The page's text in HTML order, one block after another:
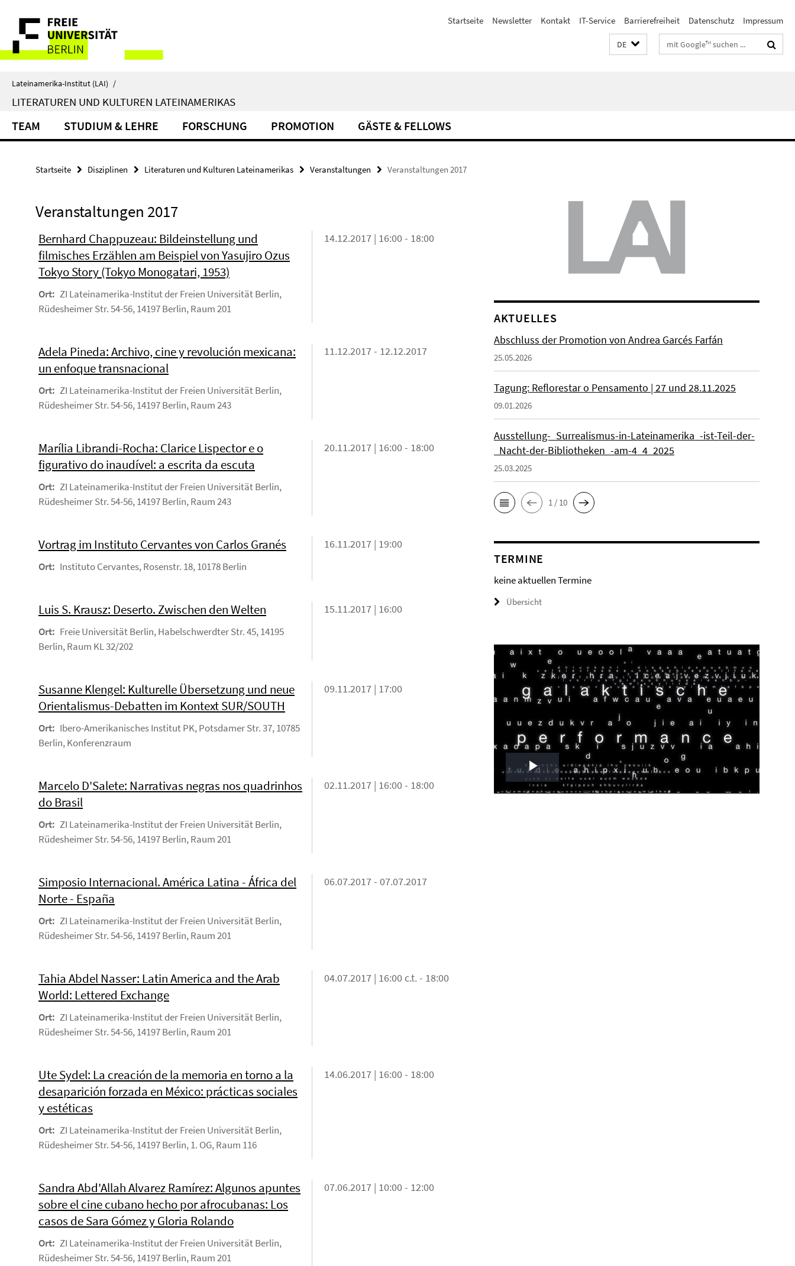
direkt
Inhalt
Service-
Navigation
Startseite Newsletter Kontakt IT-Service Barrierefreiheit Datenschutz Impressum
DE Suchbegriffe
Lateinamerika-Institut (LAI) /
LITERATUREN UND KULTUREN LATEINAMERIKAS
TEAM STUDIUM & LEHRE FORSCHUNG PROMOTION GÄSTE & FELLOWS
Startseite Disziplinen Literaturen und Kulturen Lateinamerikas Veranstaltungen Veranstaltungen 2017
Veranstaltungen 2017
Bernhard Chappuzeau: Bildeinstellung und
filmisches Erzählen am Beispiel von Yasujiro Ozus
Tokyo Story (Tokyo Monogatari, 1953)
Ort: ZI Lateinamerika-Institut der Freien Universität Berlin,
Rüdesheimer Str. 54-56, 14197 Berlin, Raum 201
14.12.2017 | 16:00 - 18:00
Adela Pineda: Archivo, cine y revolución mexicana:
un enfoque transnacional
Ort: ZI Lateinamerika-Institut der Freien Universität Berlin,
Rüdesheimer Str. 54-56, 14197 Berlin, Raum 243
11.12.2017 - 12.12.2017
Marília Librandi-Rocha: Clarice Lispector e o
figurativo do inaudível: a escrita da escuta
Ort: ZI Lateinamerika-Institut der Freien Universität Berlin,
Rüdesheimer Str. 54-56, 14197 Berlin, Raum 243
20.11.2017 | 16:00 - 18:00
Vortrag im Instituto Cervantes von Carlos Granés
Ort: Instituto Cervantes, Rosenstr. 18, 10178 Berlin
16.11.2017 | 19:00
Luis S. Krausz: Deserto. Zwischen den Welten
Ort: Freie Universität Berlin, Habelschwerdter Str. 45, 14195
Berlin, Raum KL 32/202
15.11.2017 | 16:00
Susanne Klengel: Kulturelle Übersetzung und neue
Orientalismus-Debatten im Kontext SUR/SOUTH
Ort: Ibero-Amerikanisches Institut PK, Potsdamer Str. 37, 10785
Berlin, Konferenzraum
09.11.2017 | 17:00
Marcelo D'Salete: Narrativas negras nos quadrinhos
do Brasil
Ort: ZI Lateinamerika-Institut der Freien Universität Berlin,
Rüdesheimer Str. 54-56, 14197 Berlin, Raum 201
02.11.2017 | 16:00 - 18:00
Simposio Internacional. América Latina - África del
Norte - España
Ort: ZI Lateinamerika-Institut der Freien Universität Berlin,
Rüdesheimer Str. 54-56, 14197 Berlin, Raum 201
06.07.2017 - 07.07.2017
Tahia Abdel Nasser: Latin America and the Arab
World: Lettered Exchange
Ort: ZI Lateinamerika-Institut der Freien Universität Berlin,
Rüdesheimer Str. 54-56, 14197 Berlin, Raum 201
04.07.2017 | 16:00 c.t. - 18:00
Ute Sydel: La creación de la memoria en torno a la
desaparición forzada en México: prácticas sociales
y estéticas
Ort: ZI Lateinamerika-Institut der Freien Universität Berlin,
Rüdesheimer Str. 54-56, 14197 Berlin, 1. OG, Raum 116
14.06.2017 | 16:00 - 18:00
Sandra Abd'Allah Alvarez Ramírez: Algunos apuntes
sobre el cine cubano hecho por afrocubanas: Los
casos de Sara Gómez y Gloria Rolando
Ort: ZI Lateinamerika-Institut der Freien Universität Berlin,
Rüdesheimer Str. 54-56, 14197 Berlin, Raum 201
07.06.2017 | 10:00 - 12:00
AKTUELLES
Abschluss der Promotion von Andrea Garcés Farfán
25.05.2026
Tagung: Reflorestar o Pensamento | 27 und 28.11.2025
09.01.2026
Ausstellung-_Surrealismus-in-Lateinamerika_-ist-Teil-der-
_Nacht-der-Bibliotheken_-am-4_4_2025
25.03.2025
1 / 10
TERMINE
keine aktuellen Termine
Übersicht
Play